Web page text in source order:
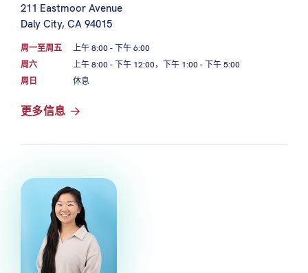
211 Eastmoor Avenue
Daly City, CA 94015
周一至周五
上午 8:00 - 下午 6:00
周六
上午 8:00 - 下午 12:00，下午 1:00 - 下午 5:00
周日
休息
更多信息